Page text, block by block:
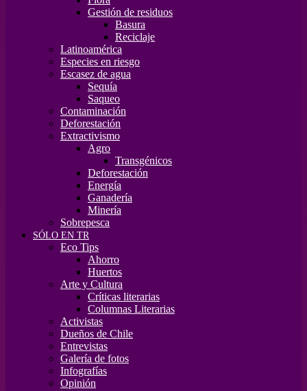
Gestión de residuos
Basura
Reciclaje
Latinoamérica
Especies en riesgo
Escasez de agua
Sequía
Saqueo
Contaminación
Deforestación
Extractivismo
Agro
Transgénicos
Deforestación
Energía
Ganadería
Minería
Sobrepesca
SÓLO EN TR
Eco Tips
Ahorro
Huertos
Arte y Cultura
Críticas literarias
Columnas Literarias
Activistas
Dueños de Chile
Entrevistas
Galería de fotos
Infografías
Opinión